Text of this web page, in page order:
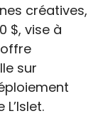
créatives,
$, vise à
sur